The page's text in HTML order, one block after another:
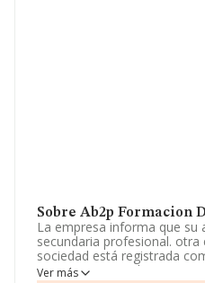
Sobre Ab2p Formacion
La empresa informa que su
secundaria profesional. otra
sociedad está registrada
CNAE corresponde a 8531
Ver más